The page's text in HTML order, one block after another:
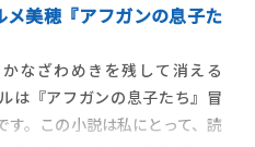
の名作群――「そして誰もいなく
リエント急行の殺人」「アク
はどこかでネタバレを見てし
でほしい。それからエラリ
の
メ美穂『アフガンの息子た
なざわめきを残して消える
『アフガンの息子たち』冒
す。この小説は私にとって、読